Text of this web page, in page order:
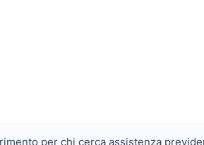
per chi cerca assistenza